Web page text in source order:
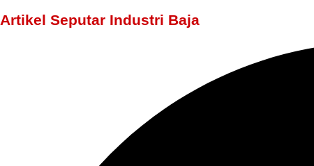
Artikel Seputar Industri Baja